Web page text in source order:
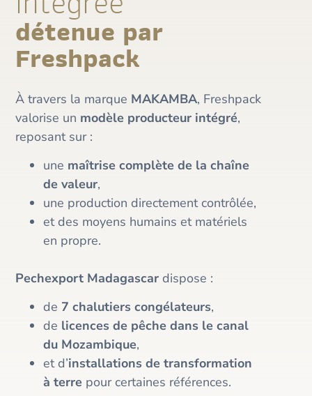
détenue par
Freshpack
À travers la marque MAKAMBA, Freshpack
valorise un modèle producteur intégré,
reposant sur :
une maîtrise complète de la chaîne
de valeur,
une production directement contrôlée,
et des moyens humains et matériels
en propre.
Pechexport Madagascar dispose :
de 7 chalutiers congélateurs,
de licences de pêche dans le canal
du Mozambique,
et d’installations de transformation
à terre pour certaines références.